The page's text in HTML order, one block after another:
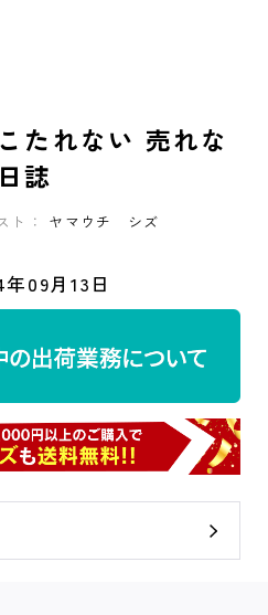
たれない 売れな
誌
ト： ヤマウチ シズ
年09月13日